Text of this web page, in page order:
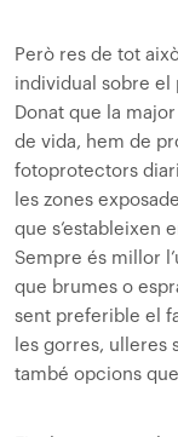
Però res de tot
individual sobre el
Donat que la
de vida, hem de
fotoprotectors
les zones
que s’estableixen
Sempre és millor
que brumes o
sent preferible el
les gorres, ulleres
també opcions